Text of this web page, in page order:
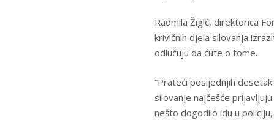
Radmila Žigić, direktorica
krivičnih djela silovanja
odlučuju da ćute o tome.
“Prateći posljednjih
silovanje najčešće
nešto dogodilo idu u